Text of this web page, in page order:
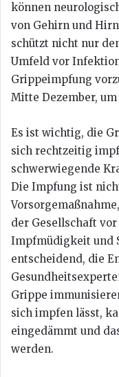
können
von Gehirn und
schützt nicht nur
Umfeld vor
Grippeimpfung
Mitte Dezember,
Es ist wichtig, die
sich rechtzeitig
schwerwiegende
Die Impfung ist
der Gesellschaft
Impfmüdigkeit und
entscheidend, die
Grippe
sich impfen lässt,
eingedämmt und
werden.